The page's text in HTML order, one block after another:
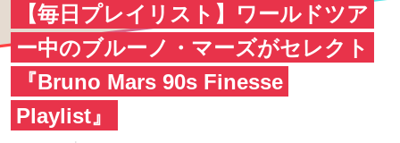
【毎日プレイリスト】ワールドツア
ー中のブルーノ・マーズがセレクト
『Bruno Mars 90s Finesse
Playlist』